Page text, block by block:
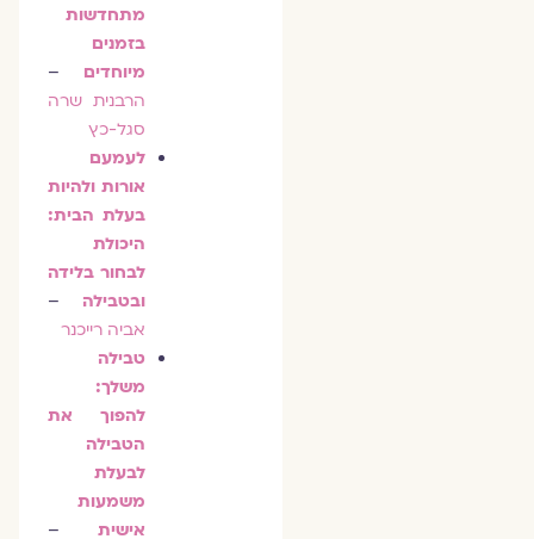
מתחדשות
בזמנים
מיוחדים–
הרבנית שרה
סגל-כץ
לעמעם
אורות ולהיות
בעלת הבית:
היכולת
לבחור בלידה
ובטבילה
אביה רייכנר
טבילה
משלך:
להפוך את
הטבילה
לבעלת
משמעות
אישית–